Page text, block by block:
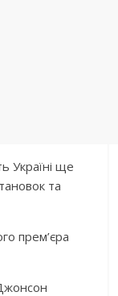
Україні ще
та
прем’єра